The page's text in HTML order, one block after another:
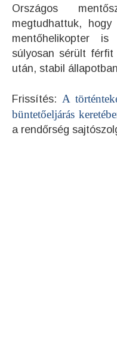
Országos
megtudhattuk,
mentőhelikopter
súlyosan sérült
után, stabil
Frissítés: A
büntetőeljárás
a rendőrség